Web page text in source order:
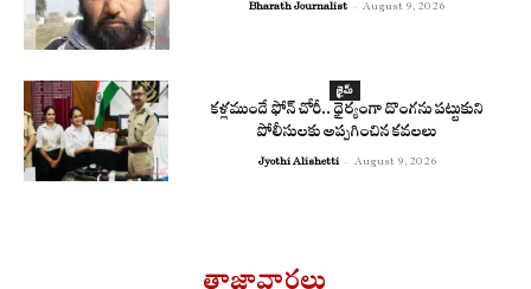
Bharath Journalist - August 9, 2026
క్రైమ్
కళ్లముందే ఫోన్ చోరీ.. ధైర్యంగా దొంగను పట్టుకుని
పోలీసులకు అప్పగించిన కవలలు
Jyothi Alishetti - August 9, 2026